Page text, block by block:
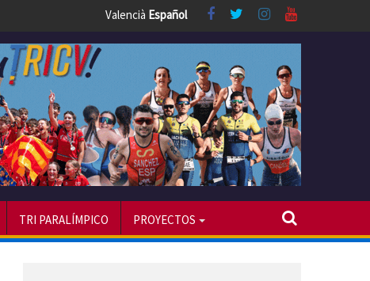
Valencià Español
TRI PARALÍMPICO PROYECTOS